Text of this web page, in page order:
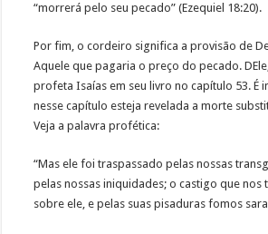
“morrerá pelo seu pecado” (Ezequiel 18:20).
Por fim, o cordeiro significa a provisão de
Aquele que pagaria o preço do pecado.
profeta Isaías em seu livro no capítulo 53. É
nesse capítulo esteja revelada a morte
Veja a palavra profética:
“Mas ele foi traspassado pelas nossas
pelas nossas iniquidades; o castigo que nos
sobre ele, e pelas suas pisaduras fomos